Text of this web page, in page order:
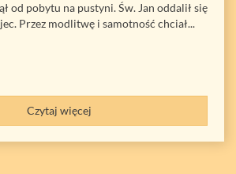
od pobytu na pustyni. Św. Jan oddalił się
Przez modlitwę i samotność chciał...
Czytaj więcej